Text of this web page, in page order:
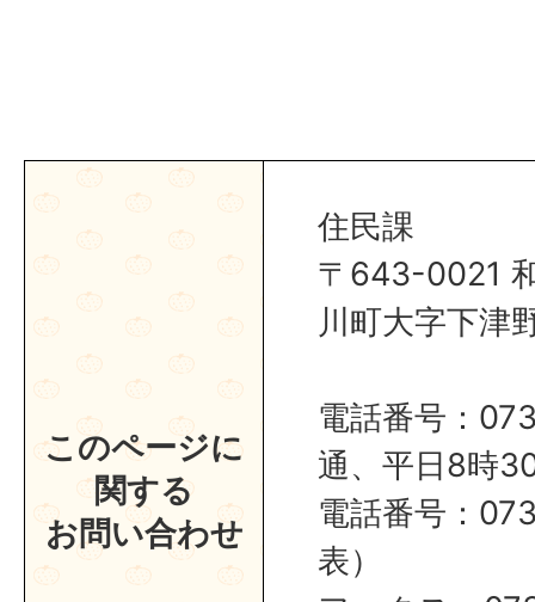
このページに
関する
お問い合わせ
住民課
〒643-0021
川町大字下津
電話番号：
通、平日8時
電話番号：
表）